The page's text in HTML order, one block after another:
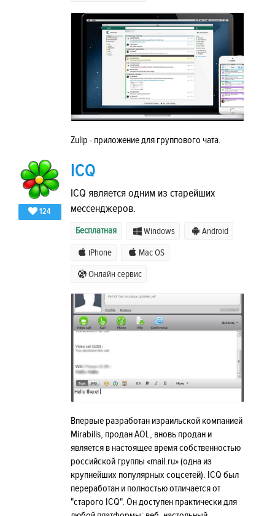
Zulip - приложение для группового чата.
124
ICQ
ICQ является одним из старейших
мессенджеров.
Бесплатная Windows Android
iPhone Mac OS
Онлайн сервис
Впервые разработан израильской компанией
Mirabilis, продан AOL, вновь продан и
является в настоящее время собственностью
российской группы «mail.ru» (одна из
крупнейших популярных соцсетей). ICQ был
переработан и полностью отличается от
"старого ICQ". Он доступен практически для